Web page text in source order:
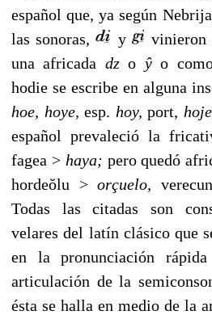
español que, ya según
las sonoras,
y
vi­nieron
una africada dzo ŷ o
hodie se escribe en alguna
hoe, hoye,esp. hoy,port,
español prevaleció la
fagea > haya; pero quedó
hordeŏlu >orçuelo,
Todas las citadas son
velares del latín clásico que
en la pronunciación
articulación de la
ésta se halla en medio de la